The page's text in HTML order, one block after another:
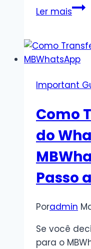
Ler mais
MB
o
Important
Como
do
Passo
Poradmin
Se você
para o